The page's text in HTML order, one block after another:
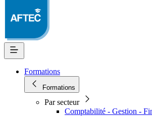
Formations
Formations
Par secteur
Comptabilité - Gestion -